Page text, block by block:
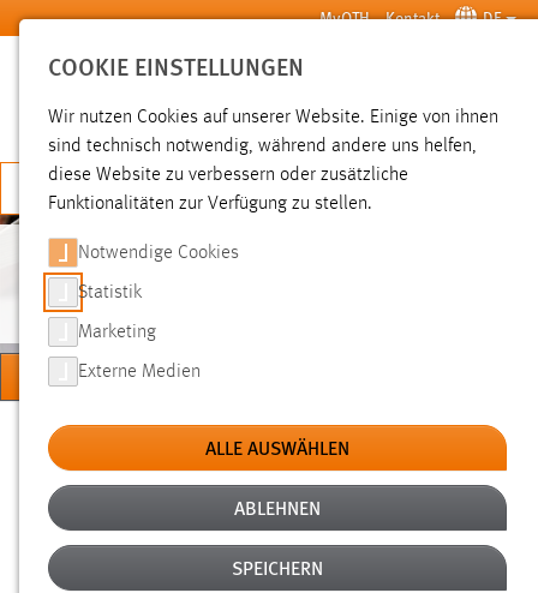
Zum Hauptinhalt springen MyOTH Kontakt DE
SUCHE
JETZT BEWERBEN
BIBLIOTHEK
Sie sind hier:
Hochschule Einrichtungen
AUSLEIHE
COOKIE EINSTELLUNGEN
Wir nutzen Cookies auf unserer Website. Einige von ihnen
sind technisch notwendig, während andere uns helfen,
diese Website zu verbessern oder zusätzliche
Funktionalitäten zur Verfügung zu stellen.
Notwendige Cookies
Statistik
Marketing
Externe Medien
ALLE AUSWÄHLEN
ABLEHNEN
SPEICHERN